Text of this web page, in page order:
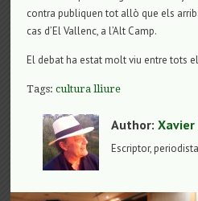
contra publiquen tot allò que els
cas d’El Vallenc, a l’Alt Camp.
El debat ha estat molt viu entre tots
Tags:cultura lliure
Author:Xavier
Escriptor,